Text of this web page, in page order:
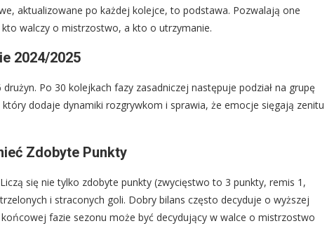
aktualizowane po każdej kolejce, to podstawa. Pozwalają one
walczy o mistrzostwo, a kto o utrzymanie.
2024/2025
Po 30 kolejkach fazy zasadniczej następuje podział na grupę
dodaje dynamiki rozgrywkom i sprawia, że emocje sięgają zenitu
Zdobyte Punkty
się nie tylko zdobyte punkty (zwycięstwo to 3 punkty, remis 1,
i straconych goli. Dobry bilans często decyduje o wyższej
fazie sezonu może być decydujący w walce o mistrzostwo